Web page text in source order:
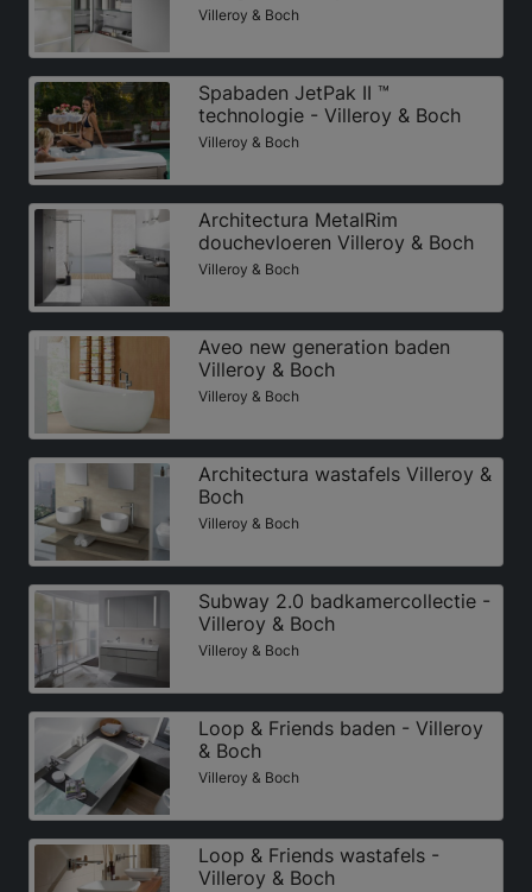
Villeroy & Boch
Spabaden JetPak II ™
technologie - Villeroy & Boch
Villeroy & Boch
Architectura MetalRim
douchevloeren Villeroy & Boch
Villeroy & Boch
Aveo new generation baden
Villeroy & Boch
Villeroy & Boch
Architectura wastafels Villeroy &
Boch
Villeroy & Boch
Subway 2.0 badkamercollectie -
Villeroy & Boch
Villeroy & Boch
Loop & Friends baden - Villeroy
& Boch
Villeroy & Boch
Loop & Friends wastafels -
Villeroy & Boch